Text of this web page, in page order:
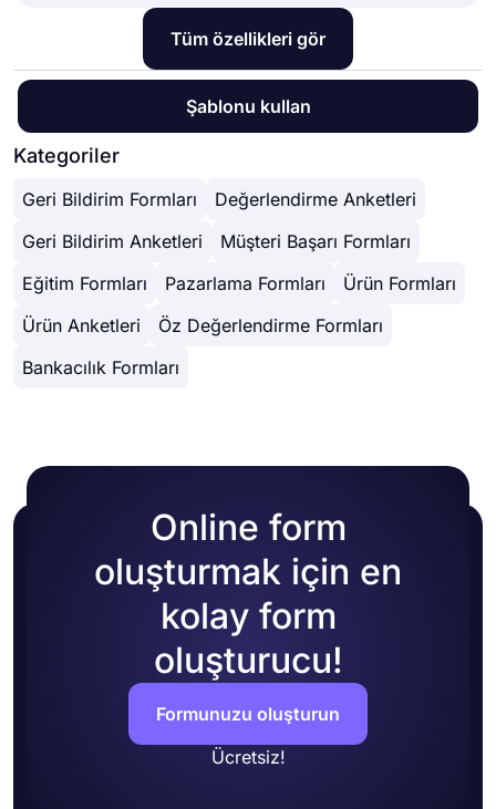
Tüm özellikleri gör
Şablonu kullan
Kategoriler
Geri Bildirim Formları
Değerlendirme Anketleri
Geri Bildirim Anketleri
Müşteri Başarı Formları
Eğitim Formları
Pazarlama Formları
Ürün Formları
Ürün Anketleri
Öz Değerlendirme Formları
Bankacılık Formları
Online form
oluşturmak için en
kolay form
oluşturucu!
Formunuzu oluşturun
Ücretsiz!